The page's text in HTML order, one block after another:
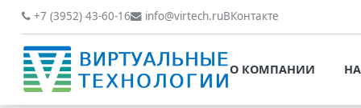
О КОМПАНИИ
ВИДЫ ДЕЯТЕЛЬНОСТИ
НОВОСТИ
НАШИ РАБОТЫ
+7 (3952) 43-60-16 info@virtech.ruВКонтакте
О КОМПАНИИ